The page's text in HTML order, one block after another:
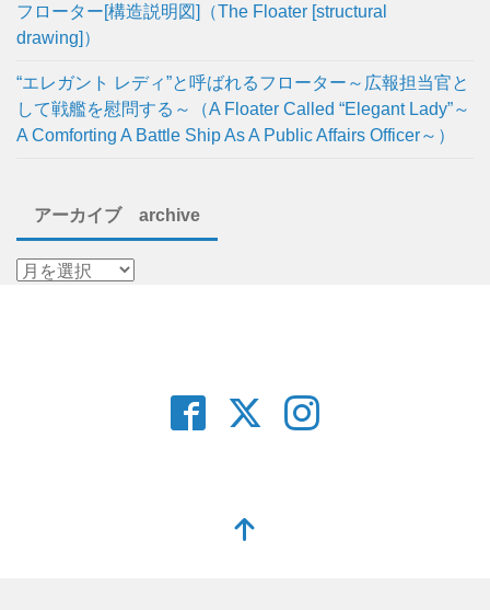
フローター[構造説明図]（The Floater [structural
drawing]）
“エレガント レディ”と呼ばれるフローター～広報担当官と
して戦艦を慰問する～（A Floater Called “Elegant Lady”～
A Comforting A Battle Ship As A Public Affairs Officer～）
アーカイブ archive